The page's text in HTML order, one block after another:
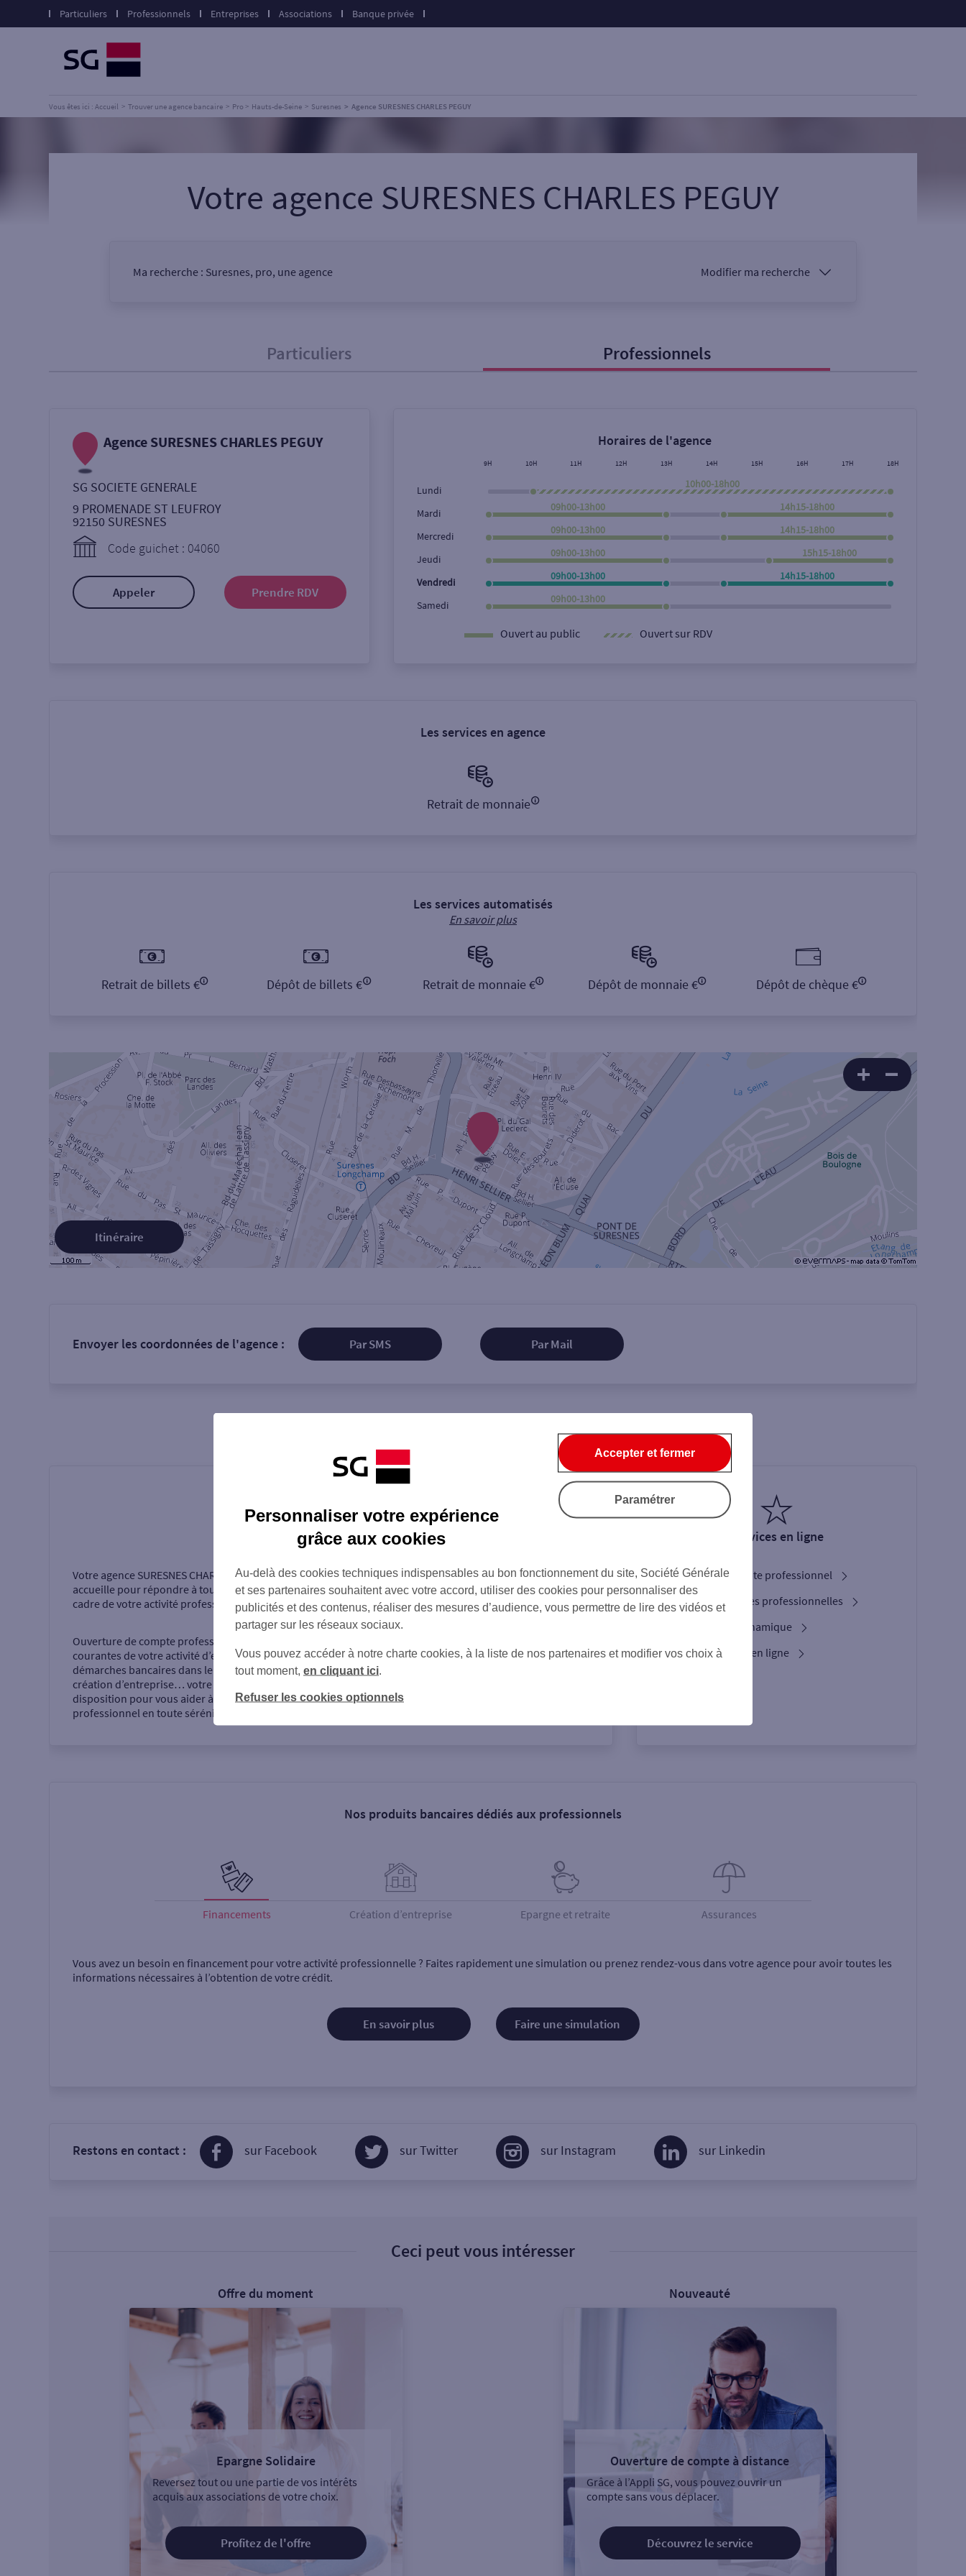
Particuliers Professionnels Entreprises Associations Banque privée
Vous êtes ici : Accueil Trouver une agence bancaire Pro Hauts-de-Seine Suresnes Agence SURESNES CHARLES PEGUY
Votre agence SURESNES CHARLES PEGUY
Ma recherche : Suresnes, pro, une agence Modifier ma recherche
Professionnel
Une agence
Ouverte le samedi Ouverte le lundi Coffre-fort
Un service
Autour de moi Rue Rechercher
Particuliers Professionnels
Agence SURESNES CHARLES PEGUY
SG SOCIETE GENERALE
9 PROMENADE ST LEUFROY
92150 SURESNES
Code guichet : 04060
Appeler Prendre RDV
Horaires de l'agence
9H 10H 11H 12H 13H 14H 15H 16H 17H 18H
Lundi
10h00-18h00
Mardi
09h00-13h00 14h15-18h00
Mercredi
09h00-13h00 14h15-18h00
Jeudi
09h00-13h00 15h15-18h00
Vendredi
09h00-13h00 14h15-18h00
Samedi
09h00-13h00
Ouvert au public Ouvert sur RDV
Les services en agence
Retrait de monnaie
Les services automatisés
En savoir plus
Retrait de billets € Dépôt de billets € Retrait de monnaie € Dépôt de monnaie € Dépôt de chèque €
Itinéraire
Envoyer les coordonnées de l'agence : Par SMS Par Mail
Tout ce qu'il faut savoir...
Présentation de l'agence
Votre agence SURESNES CHARLES PEGUYvous
accueille pour répondre à tous vos besoins dans le
cadre de votre activité professionnelle.
Ouverture de compte professionnel, opérations
courantes de votre activité d’entrepreneur,
démarches bancaires dans le cadre de votre
création d’entreprise… votre agence se tient à votre
disposition pour vous aider à réaliser votre projet
professionnel en toute sérénité.
Services en ligne
Ouverture de compte professionnel
Nos cartes bancaires professionnelles
L'option Crypto Dynamique
Services bancaires en ligne
Nos produits bancaires dédiés aux professionnels
Financements
Vous avez un besoin en financement pour votre activité professionnelle ? Faites rapidement une simulation ou prenez rendez-vous dans votre agence pour avoir toutes les
informations nécessaires à l’obtention de votre crédit.
En savoir plus Faire une simulation
Création d’entreprise Epargne et retraite Assurances
Restons en contact : sur Facebook sur Twitter sur Instagram sur Linkedin
Ceci peut vous intéresser
Offre du moment
Epargne Solidaire
Reversez tout ou une partie de vos intérêts
acquis aux associations de votre choix.
Profitez de l'offre
Nouveauté
Ouverture de compte à distance
Grâce à l’Appli SG, vous pouvez ouvrir un
compte sans vous déplacer.
Découvrez le service
Personnaliser votre expérience
grâce aux cookies
Au-delà des cookies techniques indispensables au bon fonctionnement du site, Société Générale
et ses partenaires souhaitent avec votre accord, utiliser des cookies pour personnaliser des
publicités et des contenus, réaliser des mesures d’audience, vous permettre de lire des vidéos et
partager sur les réseaux sociaux.
Vous pouvez accéder à notre charte cookies, à la liste de nos partenaires et modifier vos choix à
tout moment, en cliquant ici
Refuser les cookies optionnels
Accepter et fermer
Paramétrer